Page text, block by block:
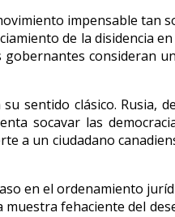
impensable tan
de la disidencia
consideran
sentido clásico. Rusia,
socavar las
a un ciudadano
en el ordenamiento
fehaciente del